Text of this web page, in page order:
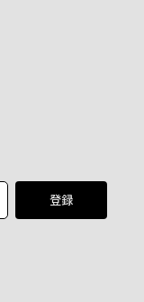
登録